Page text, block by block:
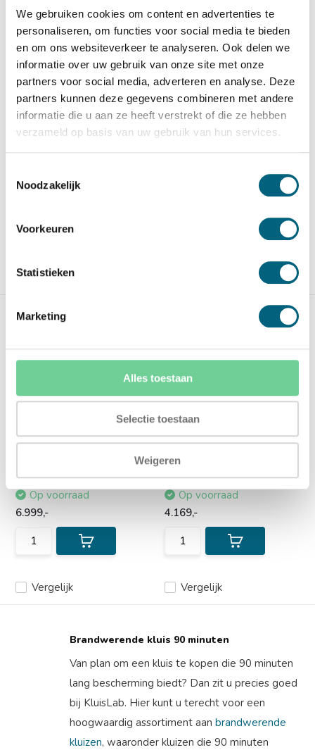
We gebruiken cookies om content en advertenties te
personaliseren, om functies voor social media te bieden
en om ons websiteverkeer te analyseren. Ook delen we
informatie over uw gebruik van onze site met onze
partners voor social media, adverteren en analyse. Deze
partners kunnen deze gegevens combineren met andere
informatie die u aan ze heeft verstrekt of die ze hebben
verzameld op basis van uw gebruik van hun services.
Noodzakelijk
Voorkeuren
Statistieken
Marketing
Alles toestaan
Selectie toestaan
Weigeren
Chubbsafes DuoGuard
G2 150 EL
Officieel ECB-S
gecertificeerde brand en
Vergelijk
Op voorraad
Chubbsafes DuoGuard
G2 115 EL
Officieel ECB-S
Officieel ECB-S
Vergelijk
Op voorraad
6.999,-
G2 115 KL
Officieel ECB-S
inbraak...
Vergelijk
Op voorraad
4.169,-
Brandwerende kluis 90 minuten
Van plan om een kluis te kopen die 90 minuten
lang bescherming biedt? Dan zit u precies goed
bij KluisLab. Hier kunt u terecht voor een
hoogwaardig assortiment aanbrandwerende
kluizen, waaronder kluizen die 90 minuten